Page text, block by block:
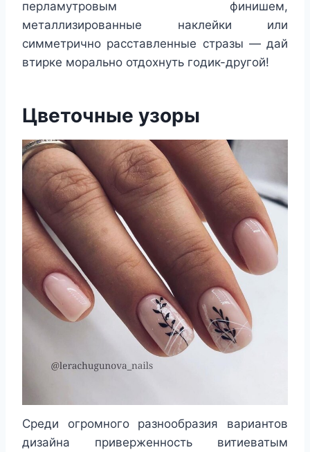
перламутровым финишем,
металлизированные наклейки или
симметрично расставленные стразы — дай
втирке морально отдохнуть годик-другой!
Цветочные узоры
Среди огромного разнообразия вариантов
дизайна приверженность витиеватым